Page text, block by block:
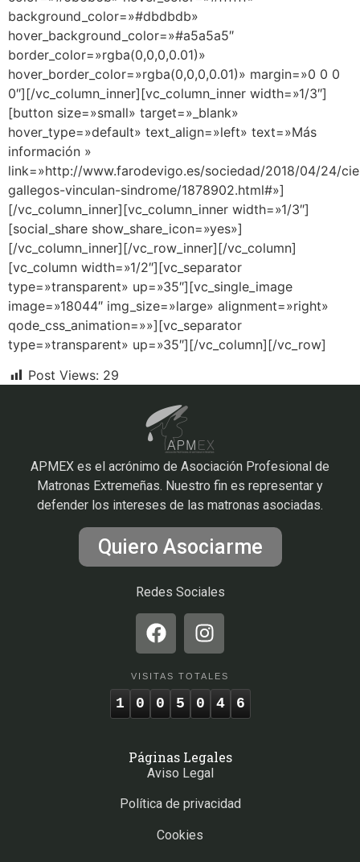
background_color=»#dbdbdb»
hover_background_color=»#a5a5a5″
border_color=»rgba(0,0,0,0.01)»
hover_border_color=»rgba(0,0,0,0.01)» margin=»0 0 0
0″][/vc_column_inner][vc_column_inner width=»1/3″]
[button size=»small» target=»_blank»
hover_type=»default» text_align=»left» text=»Más
información »
link=»http://www.farodevigo.es/sociedad/2018/04/24/
gallegos-vinculan-sindrome/1878902.html#»]
[/vc_column_inner][vc_column_inner width=»1/3″]
[social_share show_share_icon=»yes»]
[/vc_column_inner][/vc_row_inner][/vc_column]
[vc_column width=»1/2″][vc_separator
type=»transparent» up=»35″][vc_single_image
image=»18044″ img_size=»large» alignment=»right»
qode_css_animation=»»][vc_separator
type=»transparent» up=»35″][/vc_column][/vc_row]
Post Views: 29
APMEX es el acrónimo de Asociación Profesional de
Matronas Extremeñas. Nuestro fin es representar y
defender los intereses de las matronas asociadas.
Quiero Asociarme
Redes Sociales
VISITAS TOTALES
1 0 0 5 0 4 6
Páginas Legales
Aviso Legal
Política de privacidad
Cookies